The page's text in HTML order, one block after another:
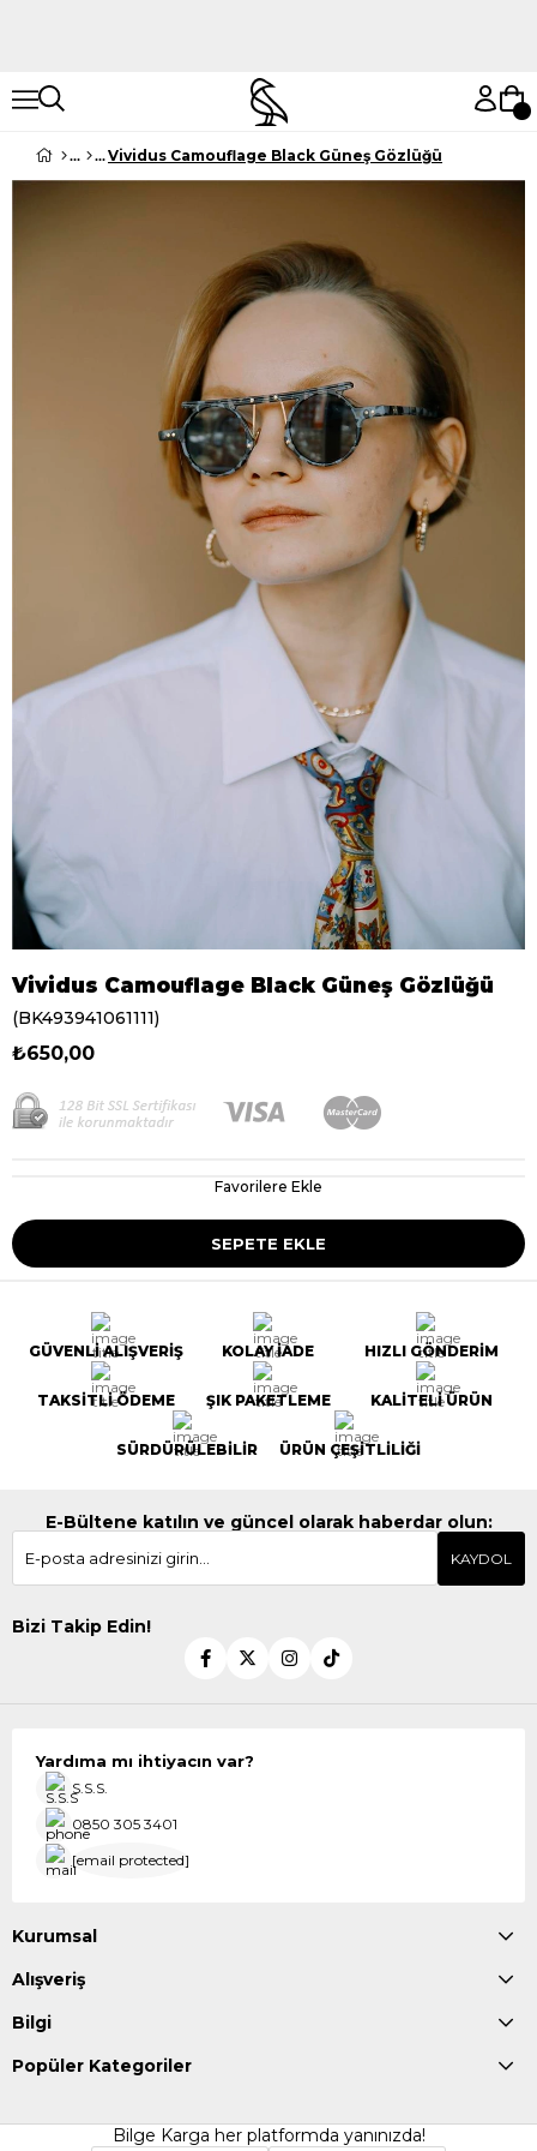
Vividus Camouflage Black Güneş Gözlüğü
Vividus Camouflage Black Güneş Gözlüğü
(BK493941061111)
₺650,00
Favorilere Ekle
GÜVENLİ ALIŞVERİŞ KOLAY İADE HIZLI GÖNDERİM
TAKSİTLİ ÖDEME ŞIK PAKETLEME KALİTELİ ÜRÜN
SÜRDÜRÜLEBİLİR ÜRÜN ÇEŞİTLİLİĞİ
E-Bültene katılın ve güncel olarak haberdar olun:
KAYDOL
Bizi Takip Edin!
Yardıma mı ihtiyacın var?
S.S.S.
0850 305 3401
[email protected]
Kurumsal
Alışveriş
Bilgi
Popüler Kategoriler
Bilge Karga her platformda yanınızda!